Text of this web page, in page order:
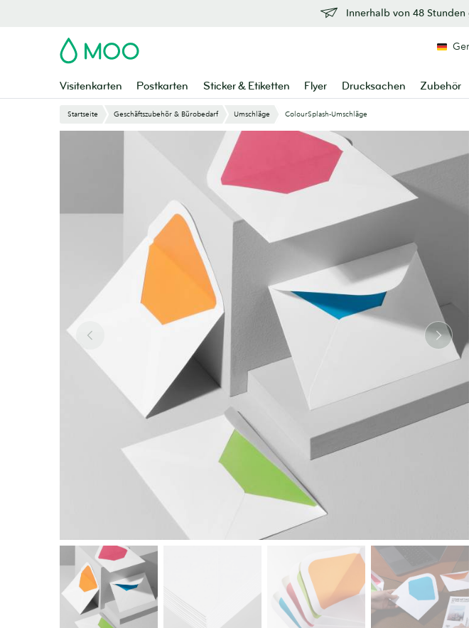
Innerhalb von 48
MOO
Visitenkarten Postkarten Sticker & Etiketten Flyer Drucksachen Zubehör
Startseite Geschäftszubehör & Bürobedarf Umschläge ColourSplash-Umschläge